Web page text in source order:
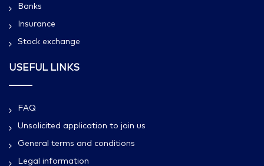
Banks
Insurance
Stock exchange
USEFUL LINKS
FAQ
Unsolicited application to join us
General terms and conditions
Legal information